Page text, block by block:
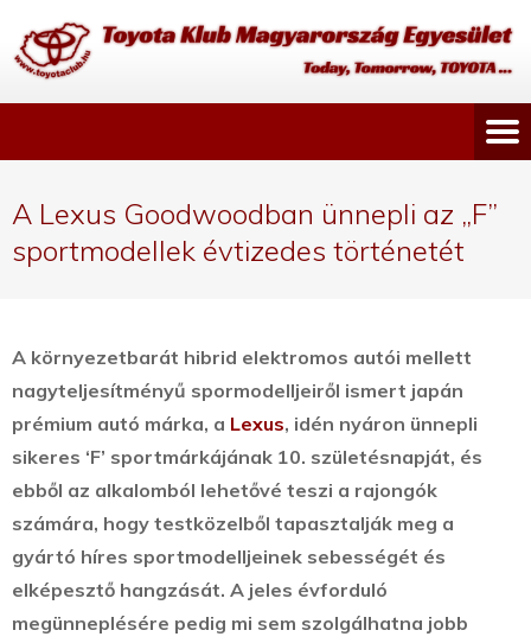
A Lexus Goodwoodban ünnepli az „F”
sportmodellek évtizedes történetét
A környezetbarát hibrid elektromos autói mellett
nagyteljesítményű spormodelljeiről ismert japán
prémium autó márka, a Lexus, idén nyáron ünnepli
sikeres ‘F’ sportmárkájának 10. születésnapját, és
ebből az alkalomból lehetővé teszi a rajongók
számára, hogy testközelből tapasztalják meg a
gyártó híres sportmodelljeinek sebességét és
elképesztő hangzását. A jeles évforduló
megünneplésére pedig mi sem szolgálhatna jobb